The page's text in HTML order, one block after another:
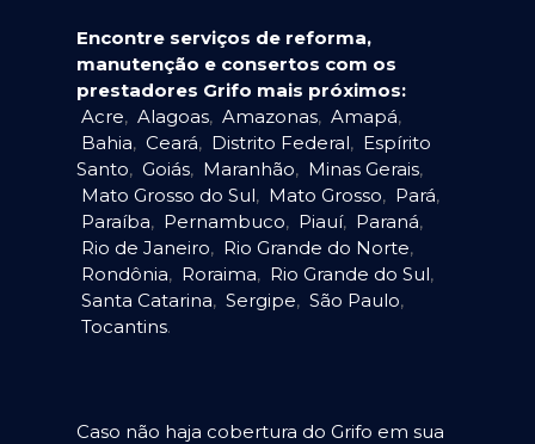
Encontre serviços de reforma,
manutenção e consertos com os
prestadores Grifo mais próximos:
Acre, Alagoas, Amazonas, Amapá,
Bahia, Ceará, Distrito Federal, Espírito
Santo, Goiás, Maranhão, Minas Gerais,
Mato Grosso do Sul, Mato Grosso, Pará,
Paraíba, Pernambuco, Piauí, Paraná,
Rio de Janeiro, Rio Grande do Norte,
Rondônia, Roraima, Rio Grande do Sul,
Santa Catarina, Sergipe, São Paulo,
Tocantins.
Caso não haja cobertura do Grifo em sua